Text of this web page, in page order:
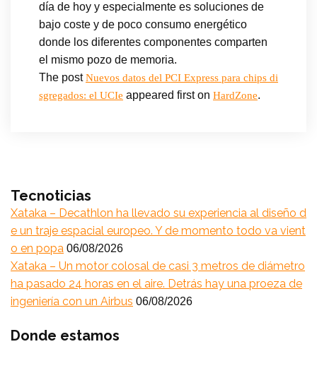
día de hoy y especialmente es soluciones de
bajo coste y de poco consumo energético
donde los diferentes componentes comparten
el mismo pozo de memoria.
The postNuevos datos del PCI Express para chips di
sgregados: el UCIe appeared first on HardZone.
Tecnoticias
Xataka – Decathlon ha llevado su experiencia al diseño d
e un traje espacial europeo. Y de momento todo va vient
o en popa 06/08/2026
Xataka – Un motor colosal de casi 3 metros de diámetro
ha pasado 24 horas en el aire. Detrás hay una proeza de
ingeniería con un Airbus 06/08/2026
Donde estamos